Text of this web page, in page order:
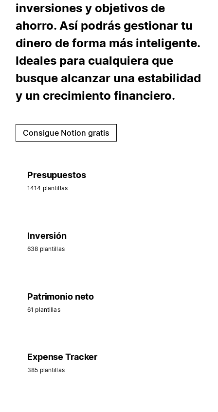
inversiones y objetivos de
ahorro. Así podrás gestionar tu
dinero de forma más inteligente.
Ideales para cualquiera que
busque alcanzar una estabilidad
y un crecimiento financiero.
Consigue Notion gratis
Presupuestos
1414 plantillas
Inversión
638 plantillas
Patrimonio neto
61 plantillas
Expense Tracker
385 plantillas